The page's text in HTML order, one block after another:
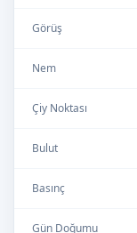
Görüş
Nem
Çiy Noktası
Bulut
Basınç
Gün Doğumu